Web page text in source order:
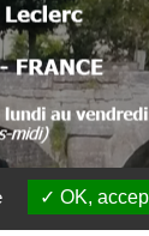
OK,